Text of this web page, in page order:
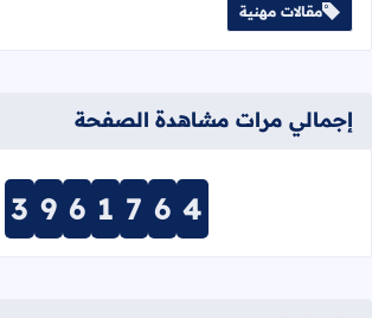
مقالات مهنية
إجمالي مرات مشاهدة الصفحة
3 9 6 1 7 6 4